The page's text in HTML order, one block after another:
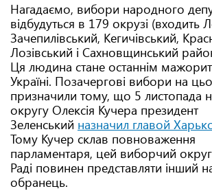
Нагадаємо, вибори народного
відбудуться в 179 окрузі (входить
Зачепилівський, Кегичівський,
Лозівський і Сахновщинський
Ця людина стане останнім
Україні. Позачергові вибори на
призначили тому, що 5 листопада
округу Олексія Кучера президент
Зеленський назначил главой
Тому Кучер склав повноваження
парламентаря, цей виборчий
Раді повинен представляти інший
обранець.